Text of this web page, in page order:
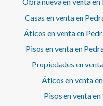
Casas en venta en
Áticos en venta en
Pisos en venta en
Propiedades en
Áticos en venta
Pisos en venta